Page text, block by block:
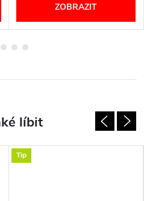
ZOBRAZIT
Tip